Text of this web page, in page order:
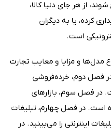
از هر جای دنیا کالا،
کرده، یا به دیگران
است.
مدل‌ها و مزایا و معایب تجارت
در فصل دوم، خرده‌فروشی
در فصل سوم، بازارهای
است. در فصل چهارم، تبلیغات
اینترنتی را می‌بینید. در